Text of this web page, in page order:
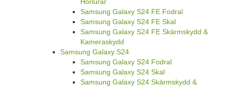
Samsung Galaxy S24 FE Fodral
Samsung Galaxy S24 FE Skal
Samsung Galaxy S24 FE Skärmskydd &
Kameraskydd
Samsung Galaxy S24
Samsung Galaxy S24 Fodral
Samsung Galaxy S24 Skal
Samsung Galaxy S24 Skärmskydd &